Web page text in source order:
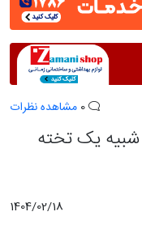
مشاهده نظرات
شبیه یک تخته
1404/02/18